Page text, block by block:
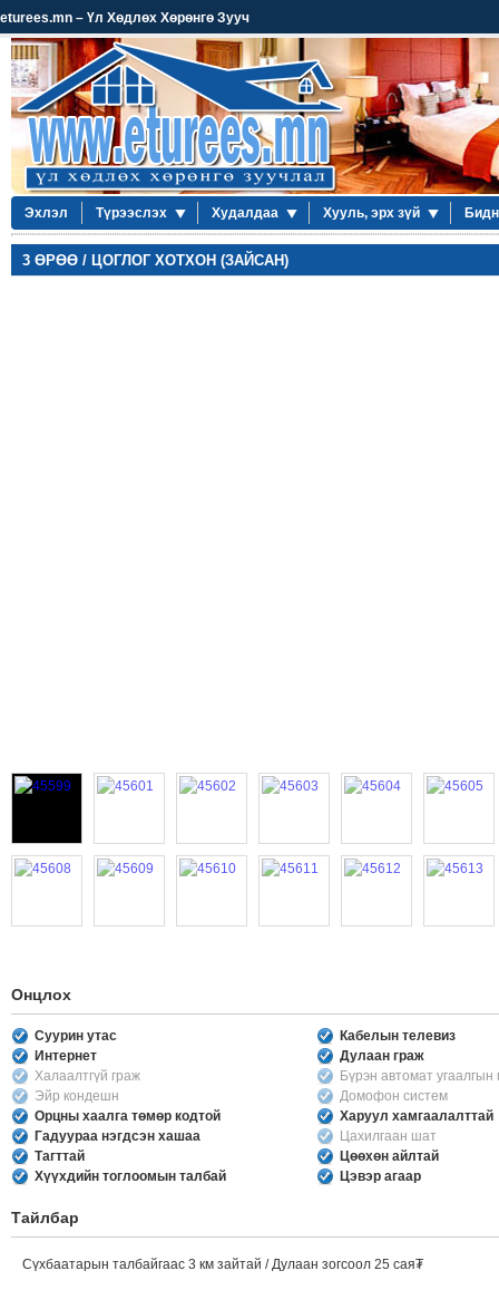
eturees.mn – Үл Хөдлөх Хөрөнгө Зууч
Эхлэл Түрээслэх Худалдаа Хууль, эрх зүй
3 ӨРӨӨ / ЦОГЛОГ ХОТХОН (ЗАЙСАН)
Онцлох
Суурин утас
Кабелын телевиз
Интернет
Дулаан граж
Халаалтгүй граж
Бүрэн автомат
Эйр кондешн
Домофон систем
Орцны хаалга төмөр кодтой
Харуул хамгаалалттай
Гадуураа нэгдсэн хашаа
Цахилгаан шат
Тагттай
Цөөхөн айлтай
Хүүхдийн тоглоомын талбай
Цэвэр агаар
Тайлбар
Сүхбаатарын талбайгаас 3 км зайтай / Дулаан зогсоол 25 сая₮